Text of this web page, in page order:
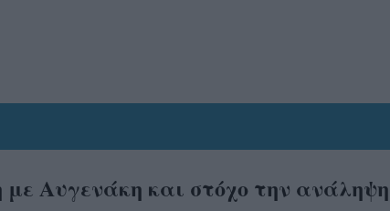
Αυγενάκη και στόχο την ανάληψη